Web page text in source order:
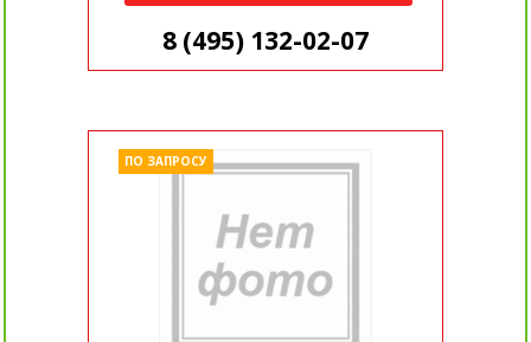
8 (495) 132-02-07
ПО ЗАПРОСУ